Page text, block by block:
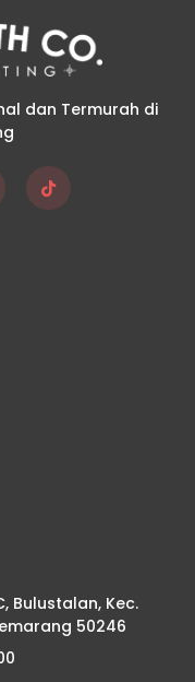
dan Termurah di
T
Bulustalan, Kec.
50246